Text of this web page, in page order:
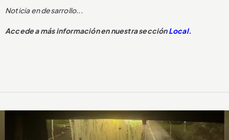
Noticia en desarrollo...
Accede a más información en nuestra secciónLocal.